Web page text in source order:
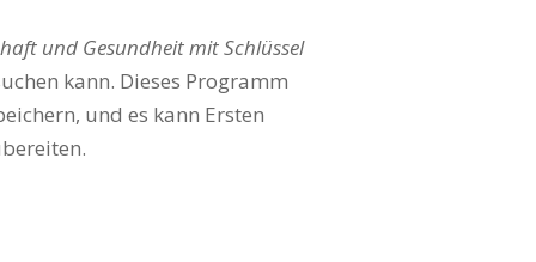
und Gesundheit mit Schlüssel
kann. Dieses Programm
und es kann Ersten